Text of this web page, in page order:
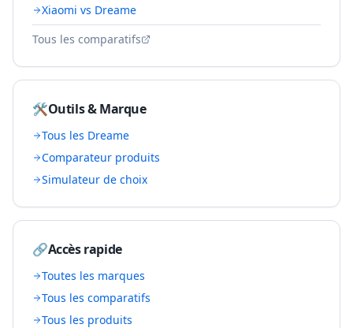
Xiaomi vs Dreame
Tous les comparatifs
🛠️Outils & Marque
Tous les Dreame
Comparateur produits
Simulateur de choix
🔗Accès rapide
Toutes les marques
Tous les comparatifs
Tous les produits